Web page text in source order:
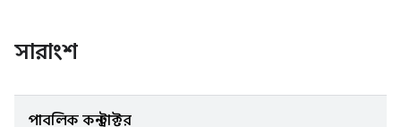
সারাংশ
পাবলিক কনস্ট্রাক্টর